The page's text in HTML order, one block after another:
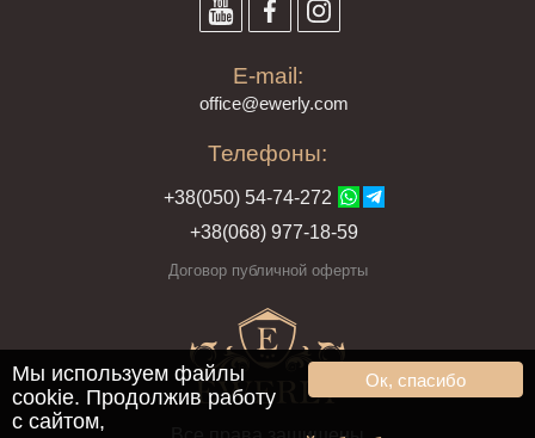
E-mail:
office@ewerly.com
Телефоны:
+38(050) 54-74-272
+38(068) 977-18-59
Договор публичной оферты
Ок, спасибо
Мы используем файлы
cookie. Продолжив работу
с сайтом,